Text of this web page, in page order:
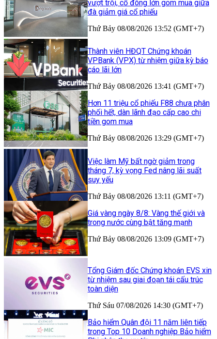
vượt trội, cổ đông lớn gom mua giữa
đà giảm giá cổ phiếu
Thứ Bảy 08/08/2026 13:52 (GMT+7)
Thành viên HĐQT Chứng khoán
VPBank (VPX) từ nhiệm giữa kỳ báo
cáo lãi lớn
Thứ Bảy 08/08/2026 13:41 (GMT+7)
Hơn 11 triệu cổ phiếu F88 chưa phân
phối hết, dàn lãnh đạo cấp cao chi
tiền gom mua
Thứ Bảy 08/08/2026 13:29 (GMT+7)
Việc làm Mỹ bất ngờ giảm trong
tháng 7, kỳ vọng Fed nâng lãi suất
suy yếu
Thứ Bảy 08/08/2026 13:11 (GMT+7)
Giá vàng ngày 8/8: Vàng thế giới và
trong nước cùng bật tăng mạnh
Thứ Bảy 08/08/2026 13:09 (GMT+7)
Tổng Giám đốc Chứng khoán EVS xin
từ nhiệm sau giai đoạn tái cấu trúc
toàn diện
Thứ Sáu 07/08/2026 14:30 (GMT+7)
Bảo hiểm Quân đội 11 năm liên tiếp
trong Top 10 Doanh nghiệp Bảo hiểm